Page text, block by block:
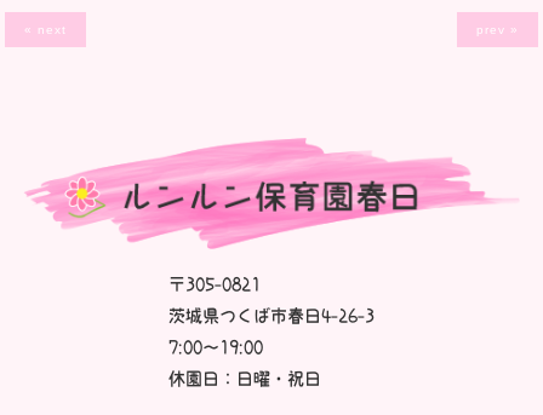
« next prev »
〒305-0821
茨城県つくば市春日4-26-3
7:00～19:00
休園日：日曜・祝日